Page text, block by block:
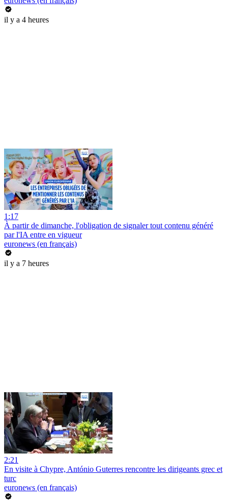
il y a 4 heures
1:17
À partir de dimanche, l'obligation de signaler tout contenu généré
par l'IA entre en vigueur
euronews (en français)
il y a 7 heures
2:21
En visite à Chypre, António Guterres rencontre les dirigeants grec et
turc
euronews (en français)